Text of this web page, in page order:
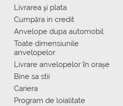
Livrarea şi plata
Сumpăra in credit
Anvelope dupa automobil
Toate dimensiunile
anvelopelor
Livrare anvelopelor în orașe
Bine sa stii
Cariera
Program de loialitate